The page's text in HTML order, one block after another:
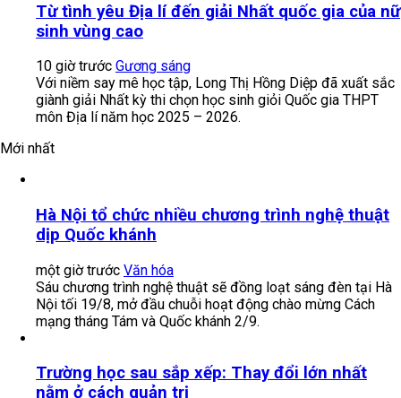
Từ tình yêu Địa lí đến giải Nhất quốc gia của nữ
sinh vùng cao
10 giờ trước Gương sáng
Với niềm say mê học tập, Long Thị Hồng Diệp đã xuất sắc
giành giải Nhất kỳ thi chọn học sinh giỏi Quốc gia THPT
môn Địa lí năm học 2025 – 2026.
Mới nhất
Hà Nội tổ chức nhiều chương trình nghệ thuật
dịp Quốc khánh
một giờ trước Văn hóa
Sáu chương trình nghệ thuật sẽ đồng loạt sáng đèn tại Hà
Nội tối 19/8, mở đầu chuỗi hoạt động chào mừng Cách
mạng tháng Tám và Quốc khánh 2/9.
Trường học sau sắp xếp: Thay đổi lớn nhất
nằm ở cách quản trị